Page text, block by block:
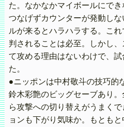
た。なかなかマイボールにで
つなげずカウンターが発動し
ルが来るとハラハラする。こ
判されることは必至。しかし
て攻める理由はないわけで、
た。
●ニッポンは中村敬斗の技巧的
鈴木彩艶のビッグセーブあり
ら攻撃への切り替えがうまく
ョンも下がり気味か。もとも